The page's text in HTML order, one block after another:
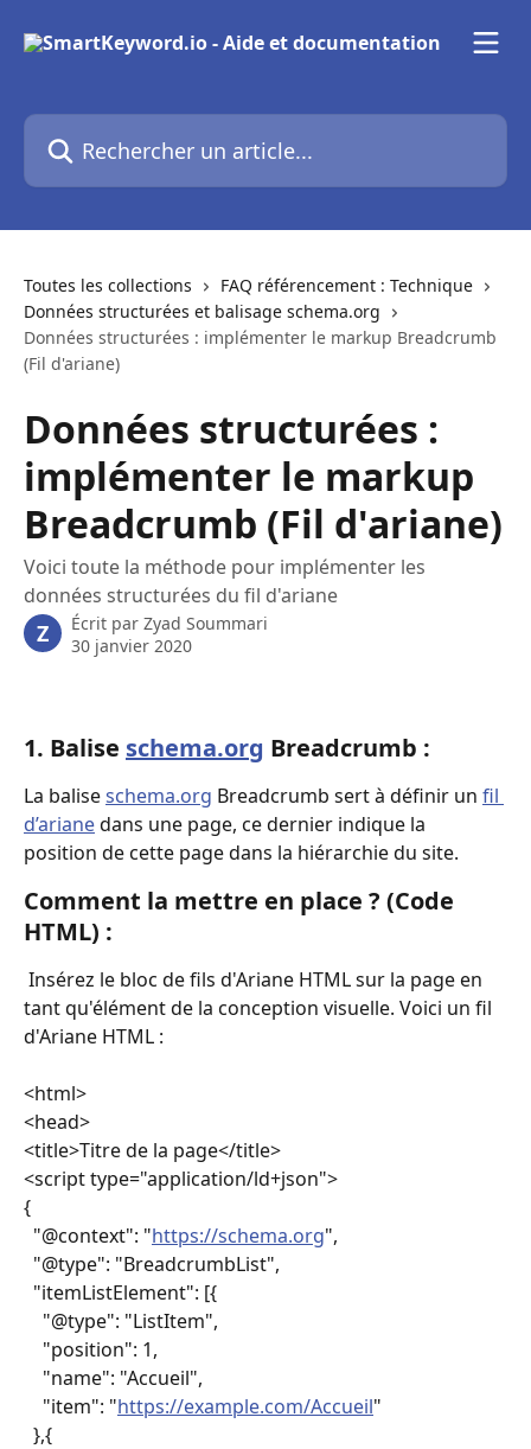
Rechercher un article...
Toutes les collections
FAQ référencement : Technique
Données structurées et balisage schema.org
Données structurées : implémenter le markup Breadcrumb
(Fil d'ariane)
Données structurées :
implémenter le markup
Breadcrumb (Fil d'ariane)
Voici toute la méthode pour implémenter les
données structurées du fil d'ariane
Z Écrit par Zyad Soummari
30 janvier 2020
1. Balise schema.org Breadcrumb :
La balise schema.org Breadcrumb sert à définir un fil
d’ariane dans une page, ce dernier indique la
position de cette page dans la hiérarchie du site.
Comment la mettre en place ? (Code
HTML) :
Insérez le bloc de fils d'Ariane HTML sur la page en
tant qu'élément de la conception visuelle. Voici un fil
d'Ariane HTML :
<html>
<head>
<title>Titre de la page</title>
<script type="application/ld+json">
{
"@context": "https://schema.org",
"@type": "BreadcrumbList",
"itemListElement": [{
"@type": "ListItem",
"position": 1,
"name": "Accueil",
"item": "https://example.com/Accueil"
},{